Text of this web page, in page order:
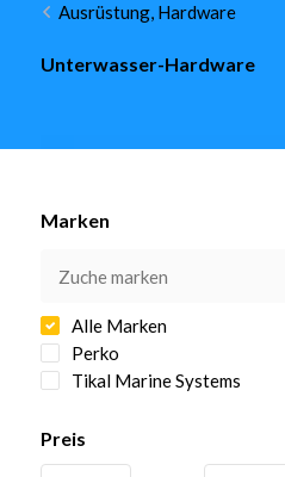
Ausrüstung, Hardware
Unterwasser-Hardware
Marken
Alle Marken
Perko
Tikal Marine Systems
Preis